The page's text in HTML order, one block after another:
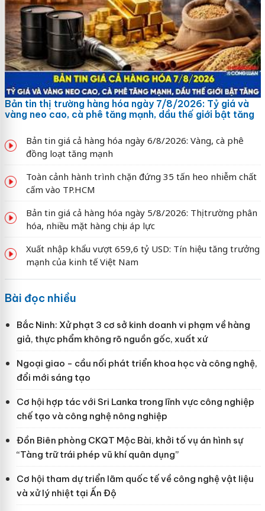
Bản tin thị trường hàng hóa ngày 7/8/2026: Tỷ giá và
vàng neo cao, cà phê tăng mạnh, dầu thế giới bật tăng
Bản tin giá cả hàng hóa ngày 6/8/2026: Vàng, cà phê
đồng loạt tăng mạnh
Toàn cảnh hành trình chặn đứng 35 tấn heo nhiễm chất
cấm vào TP.HCM
Bản tin giá cả hàng hóa ngày 5/8/2026: Thị trường phân
hóa, nhiều mặt hàng chịu áp lực
Xuất nhập khẩu vượt 659,6 tỷ USD: Tín hiệu tăng trưởng
mạnh của kinh tế Việt Nam
Bài đọc nhiều
Bắc Ninh: Xử phạt 3 cơ sở kinh doanh vi phạm về hàng
giả, thực phẩm không rõ nguồn gốc, xuất xứ
Ngoại giao - cầu nối phát triển khoa học và công nghệ,
đổi mới sáng tạo
Cơ hội hợp tác với Sri Lanka trong lĩnh vực công nghiệp
chế tạo và công nghệ nông nghiệp
Đồn Biên phòng CKQT Mộc Bài, khởi tố vụ án hình sự
“Tàng trữ trái phép vũ khí quân dụng”
Cơ hội tham dự triển lãm quốc tế về công nghệ vật liệu
và xử lý nhiệt tại Ấn Độ